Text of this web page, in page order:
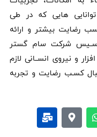
هایی که در طی
رضایت بیشتر و ارائه
شرکت سام گستر
و نیروی انســانی لازم
کسـب رضایت و تجربه